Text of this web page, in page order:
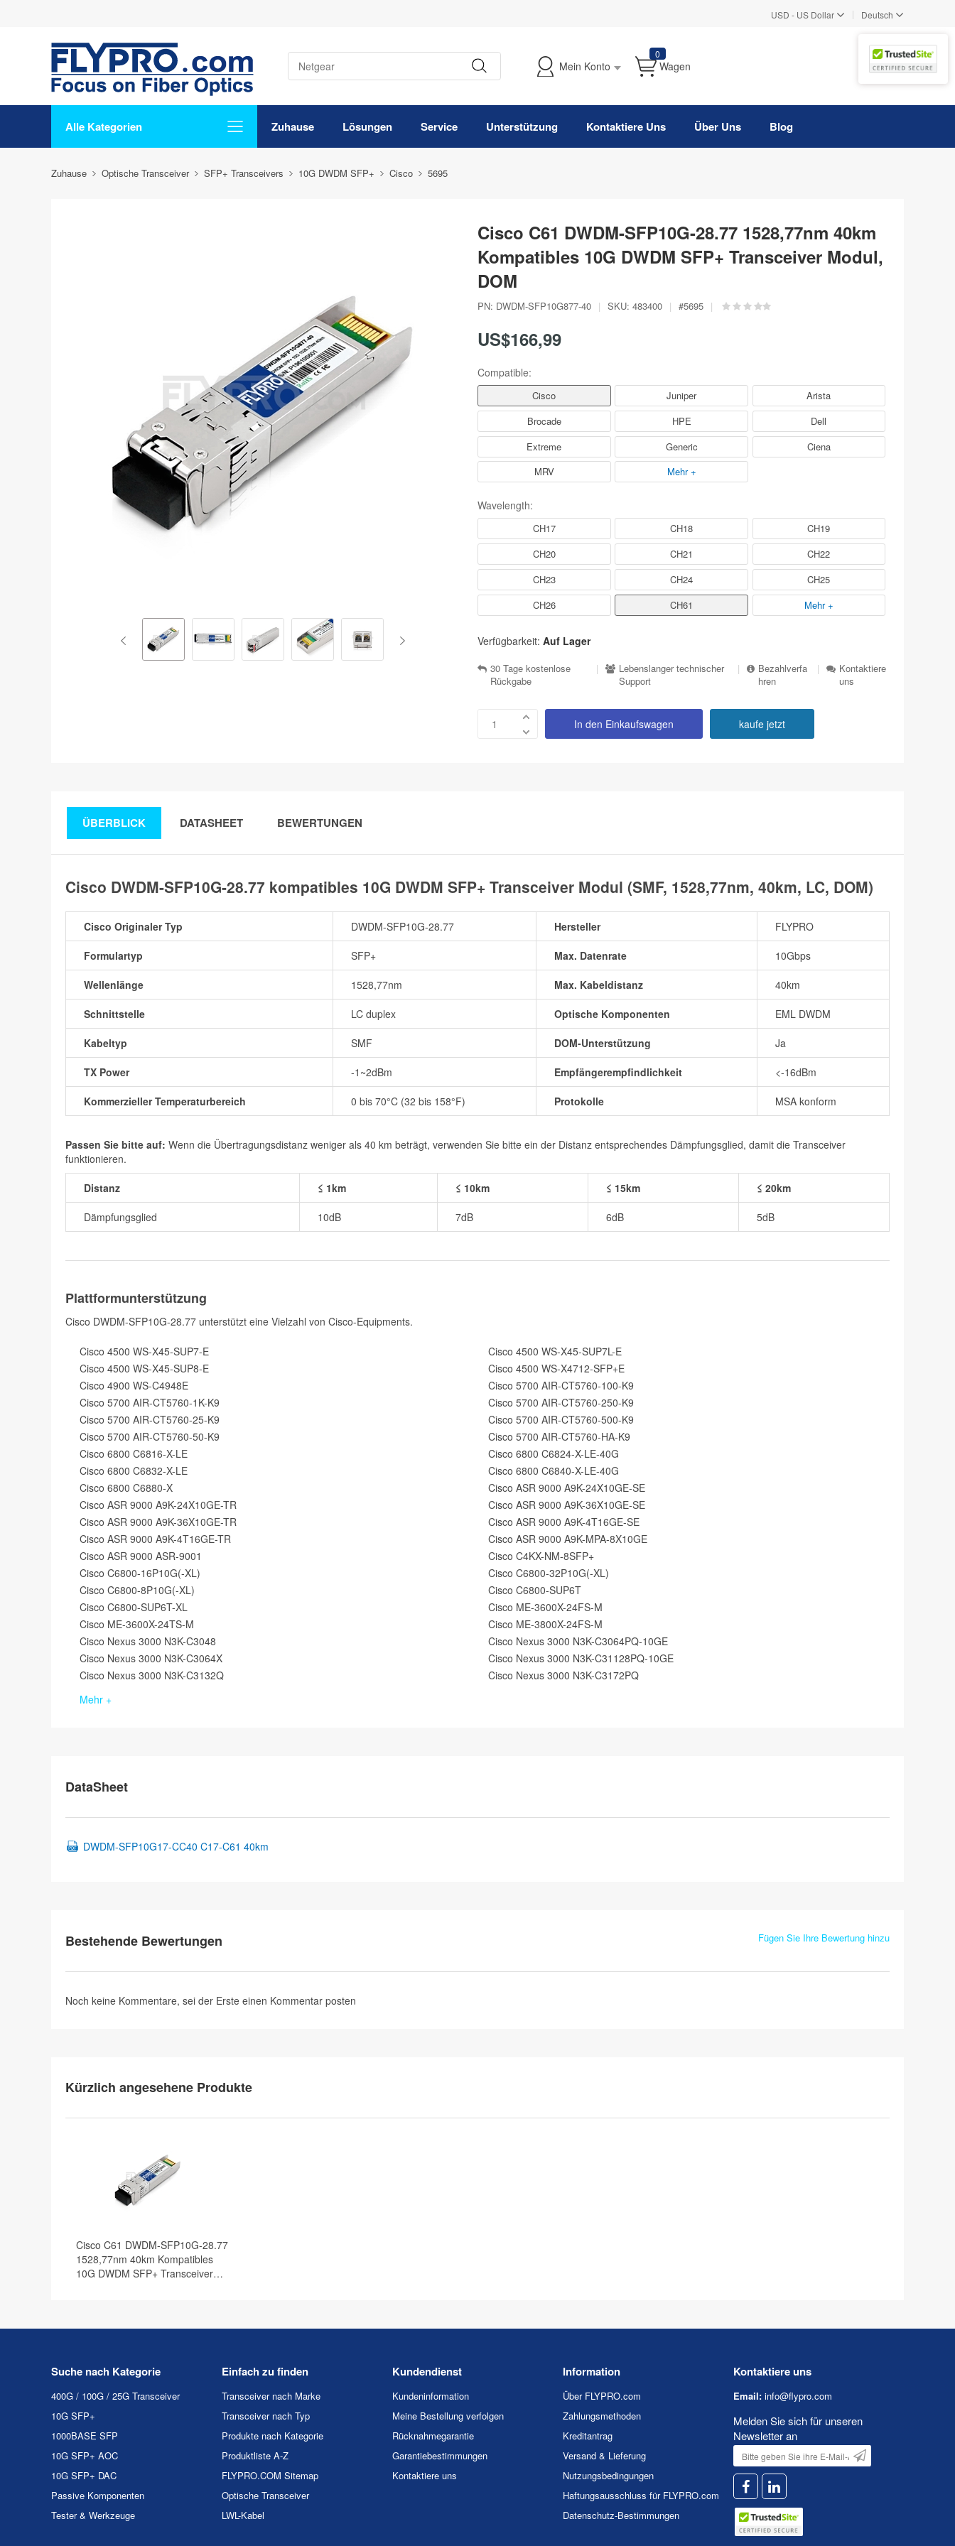
USD - US Dollar | Deutsch
Mein Konto
0
Wagen
Alle Kategorien Zuhause Lösungen Service Unterstützung Kontaktiere Uns Über Uns Blog
Zuhause Optische Transceiver SFP+ Transceivers 10G DWDM SFP+ Cisco 5695
Cisco C61 DWDM-SFP10G-28.77 1528,77nm 40km
Kompatibles 10G DWDM SFP+ Transceiver Modul,
DOM
PN: DWDM-SFP10G877-40 | SKU: 483400 | #5695 |
US$166,99
Compatible:
Cisco Juniper
Arista
Brocade
HPE
Dell
Extreme
Generic
Ciena
MRV
Mehr +
Wavelength:
CH17 CH18
CH19
CH20
CH21
CH22
CH23
CH24
CH25
CH26
CH61 Mehr +
Verfügbarkeit: Auf Lager
30 Tage kostenlose
Rückgabe
|
Lebenslanger technischer
Support
|
Bezahlverfa
hren
|
Kontaktiere
uns
In den Einkaufswagen kaufe jetzt
ÜBERBLICK DATASHEET BEWERTUNGEN
Cisco DWDM-SFP10G-28.77 kompatibles 10G DWDM SFP+ Transceiver Modul (SMF, 1528,77nm, 40km, LC, DOM)
Cisco Originaler Typ DWDM-SFP10G-28.77 Hersteller FLYPRO
Formulartyp SFP+ Max. Datenrate 10Gbps
Wellenlänge 1528,77nm Max. Kabeldistanz 40km
Schnittstelle LC duplex Optische Komponenten EML DWDM
Kabeltyp SMF DOM-Unterstützung Ja
TX Power -1~2dBm Empfängerempfindlichkeit <-16dBm
Kommerzieller Temperaturbereich 0 bis 70°C (32 bis 158°F) Protokolle MSA konform
Passen Sie bitte auf: Wenn die Übertragungsdistanz weniger als 40 km beträgt, verwenden Sie bitte ein der Distanz entsprechendes Dämpfungsglied, damit die Transceiver
funktionieren.
Distanz ≤ 1km ≤ 10km ≤ 15km ≤ 20km
Dämpfungsglied 10dB 7dB 6dB 5dB
Plattformunterstützung
Cisco DWDM-SFP10G-28.77 unterstützt eine Vielzahl von Cisco-Equipments.
Cisco 4500 WS-X45-SUP7-E
Cisco 4500 WS-X45-SUP7L-E
Cisco 4500 WS-X45-SUP8-E
Cisco 4500 WS-X4712-SFP+E
Cisco 4900 WS-C4948E
Cisco 5700 AIR-CT5760-100-K9
Cisco 5700 AIR-CT5760-1K-K9
Cisco 5700 AIR-CT5760-250-K9
Cisco 5700 AIR-CT5760-25-K9
Cisco 5700 AIR-CT5760-500-K9
Cisco 5700 AIR-CT5760-50-K9
Cisco 5700 AIR-CT5760-HA-K9
Cisco 6800 C6816-X-LE
Cisco 6800 C6824-X-LE-40G
Cisco 6800 C6832-X-LE
Cisco 6800 C6840-X-LE-40G
Cisco 6800 C6880-X
Cisco ASR 9000 A9K-24X10GE-SE
Cisco ASR 9000 A9K-24X10GE-TR
Cisco ASR 9000 A9K-36X10GE-SE
Cisco ASR 9000 A9K-36X10GE-TR
Cisco ASR 9000 A9K-4T16GE-SE
Cisco ASR 9000 A9K-4T16GE-TR
Cisco ASR 9000 A9K-MPA-8X10GE
Cisco ASR 9000 ASR-9001
Cisco C4KX-NM-8SFP+
Cisco C6800-16P10G(-XL)
Cisco C6800-32P10G(-XL)
Cisco C6800-8P10G(-XL)
Cisco C6800-SUP6T
Cisco C6800-SUP6T-XL
Cisco ME-3600X-24FS-M
Cisco ME-3600X-24TS-M
Cisco ME-3800X-24FS-M
Cisco Nexus 3000 N3K-C3048
Cisco Nexus 3000 N3K-C3064PQ-10GE
Cisco Nexus 3000 N3K-C3064X
Cisco Nexus 3000 N3K-C31128PQ-10GE
Cisco Nexus 3000 N3K-C3132Q
Cisco Nexus 3000 N3K-C3172PQ
Mehr +
DataSheet
DWDM-SFP10G17-CC40 C17-C61 40km
Bestehende Bewertungen Fügen Sie Ihre Bewertung hinzu
Noch keine Kommentare, sei der Erste einen Kommentar posten
Kürzlich angesehene Produkte
Cisco C61 DWDM-SFP10G-28.77
1528,77nm 40km Kompatibles
10G DWDM SFP+ Transceiver
Suche nach Kategorie
400G / 100G / 25G Transceiver
10G SFP+
1000BASE SFP
10G SFP+ AOC
10G SFP+ DAC
Passive Komponenten
Tester & Werkzeuge
Einfach zu finden
Transceiver nach Marke
Transceiver nach Typ
Produkte nach Kategorie
Produktliste A-Z
FLYPRO.COM Sitemap
Optische Transceiver
LWL-Kabel
Kundendienst
Kundeninformation
Meine Bestellung verfolgen
Rücknahmegarantie
Garantiebestimmungen
Kontaktiere uns
Information
Über FLYPRO.com
Zahlungsmethoden
Kreditantrag
Versand & Lieferung
Nutzungsbedingungen
Haftungsausschluss für FLYPRO.com
Datenschutz-Bestimmungen
Kontaktiere uns
Email: info@flypro.com
Melden Sie sich für unseren
Newsletter an